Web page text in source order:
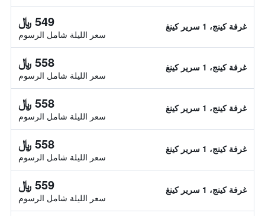
غرفة كينج، 1 سرير كينغ 549 ﷼
سعر الليلة شامل الرسوم
غرفة كينج، 1 سرير كينغ 558 ﷼
سعر الليلة شامل الرسوم
غرفة كينج، 1 سرير كينغ 558 ﷼
سعر الليلة شامل الرسوم
غرفة كينج، 1 سرير كينغ 558 ﷼
سعر الليلة شامل الرسوم
غرفة كينج، 1 سرير كينغ 559 ﷼
سعر الليلة شامل الرسوم